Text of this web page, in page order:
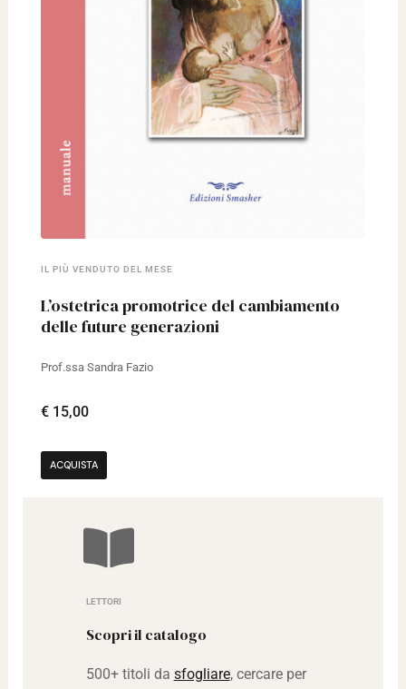
IL PIÙ VENDUTO DEL MESE
L’ostetrica promotrice del cambiamento
delle future generazioni
Prof.ssa Sandra Fazio
€ 15,00
ACQUISTA
LETTORI
Scopri il catalogo
500+ titoli da sfogliare, cercare per